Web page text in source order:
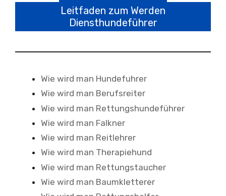
Leitfaden zum Werden
Diensthundeführer
Wie wird man Hundefuhrer
Wie wird man Berufsreiter
Wie wird man Rettungshundeführer
Wie wird man Falkner
Wie wird man Reitlehrer
Wie wird man Therapiehund
Wie wird man Rettungstaucher
Wie wird man Baumkletterer